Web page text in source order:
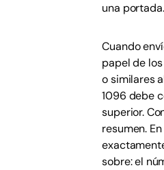
una portada.
Cuando
papel de
o similares
1096 debe
superior.
resumen.
sobre: el